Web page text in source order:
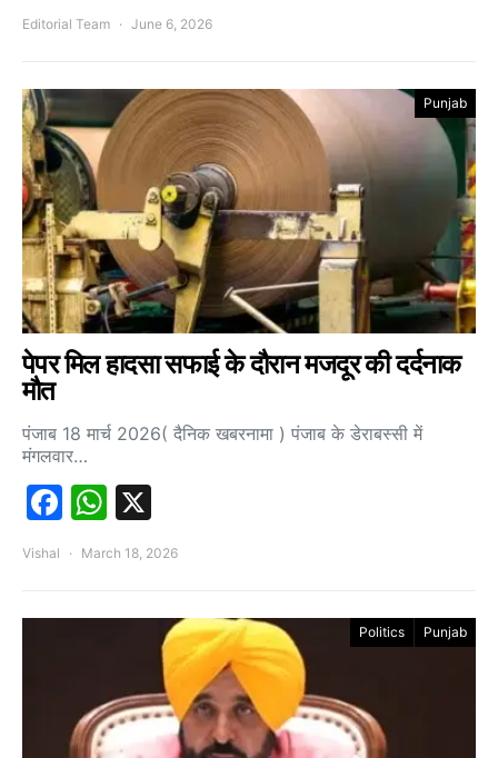
Editorial Team June 6, 2026
Punjab
पेपर मिल हादसा सफाई के दौरान मजदूर की दर्दनाक
मौत
पंजाब 18 मार्च 2026( दैनिक खबरनामा ) पंजाब के डेराबस्सी में
मंगलवार…
Facebook
WhatsApp
Vishal March 18, 2026
Politics Punjab